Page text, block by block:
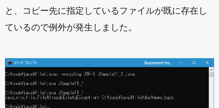
と、コピー先に指定しているファイルが既に存在し
ているので例外が発生しました。